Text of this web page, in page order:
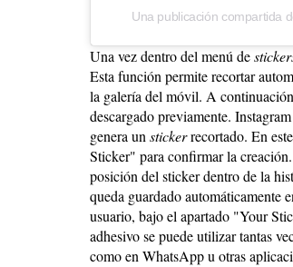
Una publicación compartida
Una vez dentro del menú de
Esta función permite recortar
la galería del móvil. A
descargado previamente.
genera unstickerrecortado. En
Sticker" para confirmar la
posición del sticker dentro de la
queda guardado automáticamente
usuario, bajo el apartado "Your
adhesivo se puede utilizar tantas
como en WhatsApp u otras